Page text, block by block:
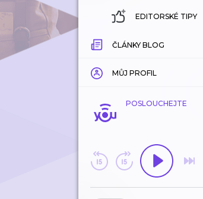
EDITORSKÉ TIPY
ČLÁNKY BLOG
MŮJ PROFIL
POSLOUCHEJTE